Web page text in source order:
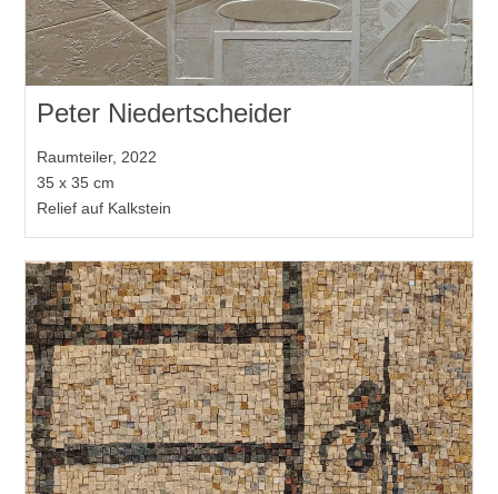
Peter Niedertscheider
Raumteiler, 2022
35 x 35 cm
Relief auf Kalkstein